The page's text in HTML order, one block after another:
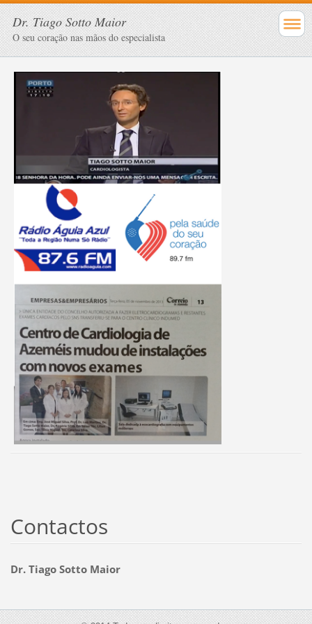
Dr. Tiago Sotto Maior
O seu coração nas mãos do especialista
Contactos
Dr. Tiago Sotto Maior